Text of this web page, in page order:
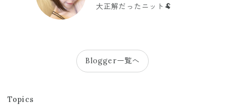
大正解だったニット🐏
Blogger一覧へ
Topics